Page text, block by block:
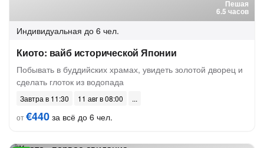
Пешая
6.5 часов
Индивидуальная до 6 чел.
Киото: вайб исторической Японии
Побывать в буддийских храмах, увидеть золотой дворец и
сделать глоток из водопада
Завтра в 11:30
11 авг в 08:00
от€440 за всё до 6 чел.